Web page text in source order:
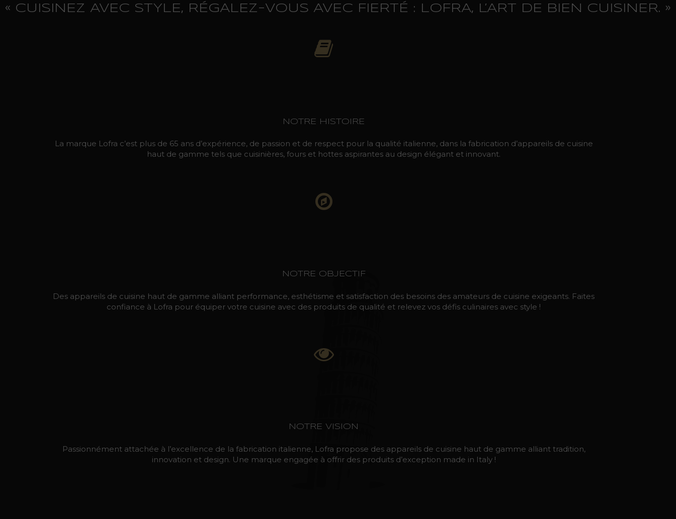
« CUISINEZ AVEC STYLE, RÉGALEZ-VOUS AVEC FIERTÉ : LOFRA, L’ART DE BIEN CUISINER. »
NOTRE HISTOIRE
La marque Lofra c’est plus de 65 ans d’expérience, de passion et de respect pour la qualité italienne, dans la fabrication d’appareils de cuisine
haut de gamme tels que cuisinières, fours et hottes aspirantes au design élégant et innovant.
NOTRE OBJECTIF
Des appareils de cuisine haut de gamme alliant performance, esthétisme et satisfaction des besoins des amateurs de cuisine exigeants. Faites
confiance à Lofra pour équiper votre cuisine avec des produits de qualité et relevez vos défis culinaires avec style !
NOTRE VISION
Passionnément attachée à l’excellence de la fabrication italienne, Lofra propose des appareils de cuisine haut de gamme alliant tradition,
innovation et design. Une marque engagée à offrir des produits d’exception made in Italy !